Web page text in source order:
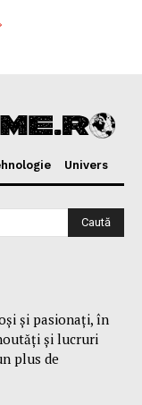
Univers
Caută
şi pasionaţi, în
şi lucruri
plus de